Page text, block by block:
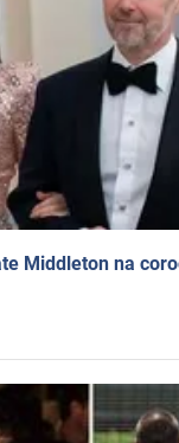
Middleton na